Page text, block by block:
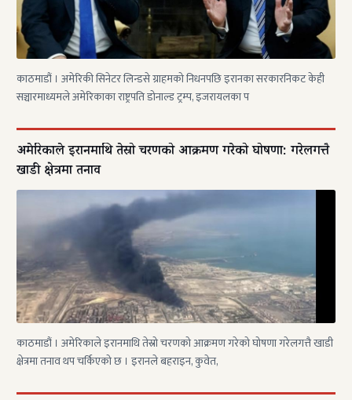
काठमाडौं । अमेरिकी सिनेटर लिन्डसे ग्राहमको निधनपछि इरानका सरकारनिकट केही
सञ्चारमाध्यमले अमेरिकाका राष्ट्रपति डोनाल्ड ट्रम्प, इजरायलका प
अमेरिकाले इरानमाथि तेस्रो चरणको आक्रमण गरेको घोषणा: गरेलगत्तै
खाडी क्षेत्रमा तनाव
काठमाडौं । अमेरिकाले इरानमाथि तेस्रो चरणको आक्रमण गरेको घोषणा गरेलगत्तै खाडी
क्षेत्रमा तनाव थप चर्किएको छ । इरानले बहराइन, कुवेत,